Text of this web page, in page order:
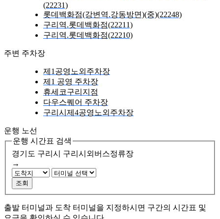
(22231)
롯데백화점(강변역.강동방면)(중)(22248)
구리역.롯데백화점(22211)
구리역.롯데백화점(22210)
주변 주차장
제1공영노외주차장
제1 공영 주차장
휴세코구리지점
다우스퀘어 주차장
구리시제4공영노외주차장
운행 노선
운행 시간표 검색
경기도 구리시
구리시외버스정류장
→
조회
출발 터미널과 도착 터미널을 지정하시면 구간의 시간표 및